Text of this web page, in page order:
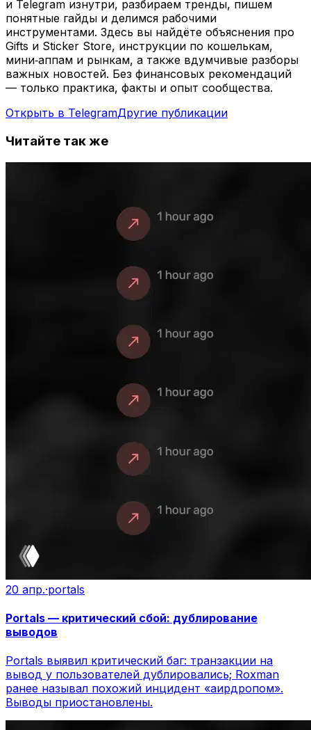
и Telegram изнутри, разбираем тренды, пишем
понятные гайды и делимся рабочими
инструментами. Здесь вы найдёте объяснения про
Gifts и Sticker Store, инструкции по кошелькам,
мини‑аппам и рынкам, а также вдумчивые разборы
важных новостей. Без финансовых рекомендаций
— только практика, факты и опыт сообщества.
Открыть в TelegramДругие публикации
Читайте так же
20 апр.·portals
Portals — критический сбой: дублирование
выводов
Portals выявил критический баг: транзакции на
вывод у пользователей дублировались; Roxman
ранее называл похожий инцидент «аирдропом».
Выводы приостановлены.